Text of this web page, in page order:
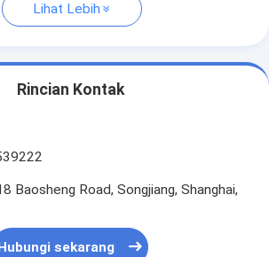
Lihat Lebih
Rincian Kontak
Baosheng Road, Songjiang, Shanghai,
sekarang